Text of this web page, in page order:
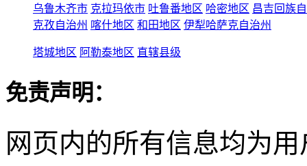
乌鲁木齐市 克拉玛依市 吐鲁番地区 哈密地区 昌吉回族
克孜自治州 喀什地区 和田地区 伊犁哈萨克自治州
塔城地区 阿勒泰地区 直辖县级
免责声明：
网页内的所有信息均为